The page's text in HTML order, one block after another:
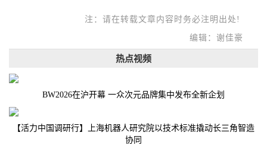
注：请在转载文章内容时务必注明出处!
编辑：谢佳豪
热点视频
BW2026在沪开幕 一众次元品牌集中发布全新企划
【活力中国调研行】上海机器人研究院以技术标准撬动长三角智造
协同